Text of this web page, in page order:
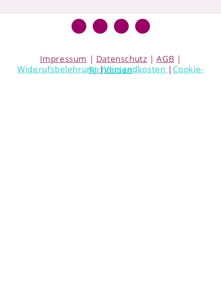
Impressum | Datenschutz |AGB |
Widerufsbelehrung|Versandkosten |
Cookie-Richtlinien